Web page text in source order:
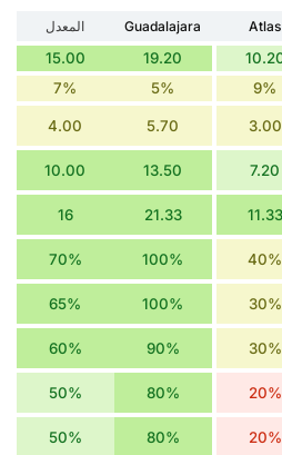
Atlas
Guadalajara
المعدل
19.20
15.00
9%
5%
7%
3.00
5.70
4.00
7.20
13.50
10.00
11.33
21.33
16
40%
100%
70%
30%
100%
65%
30%
90%
60%
20%
80%
50%
20%
80%
50%